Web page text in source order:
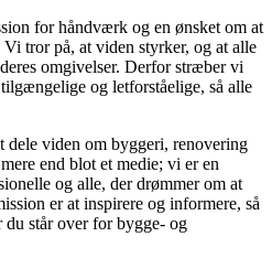
for håndværk og en ønsket om at
Vi tror på, at viden styrker, og at alle
omgivelser. Derfor stræber vi
og letforståelige, så alle
viden om byggeri, renovering
end blot et medie; vi er en
og alle, der drømmer om at
er at inspirere og informere, så
du står over for bygge- og